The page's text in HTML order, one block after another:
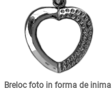
Breloc foto in forma de inima